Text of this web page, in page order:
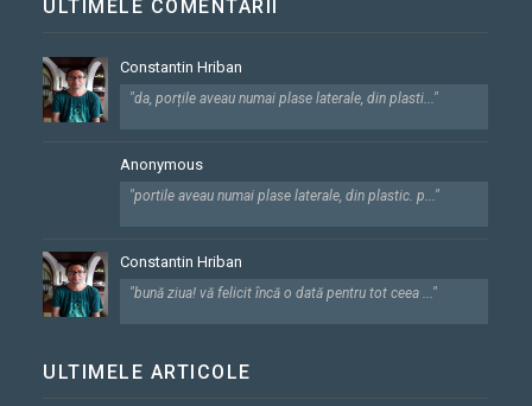
ULTIMELE COMENTARII
Constantin Hriban
"da, porțile aveau numai plase laterale, din plasti..."
Anonymous
"portile aveau numai plase laterale, din plastic. p..."
Constantin Hriban
"bună ziua! vă felicit încă o dată pentru tot ceea ..."
ULTIMELE ARTICOLE